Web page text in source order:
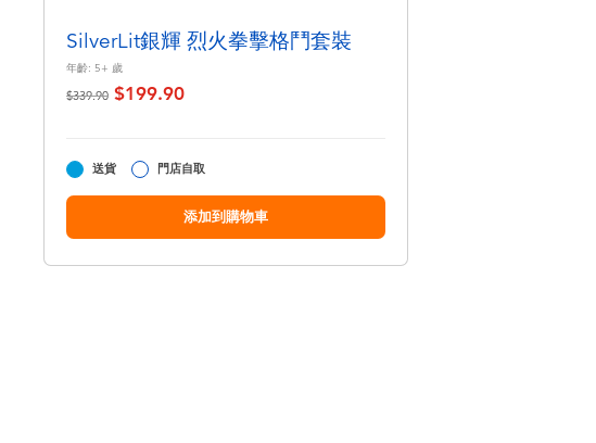
SilverLit銀輝 烈火拳擊格鬥套裝
年齡: 5+ 歲
價格從
$339.90至$199.90
送貨 門店自取
添加到購物車